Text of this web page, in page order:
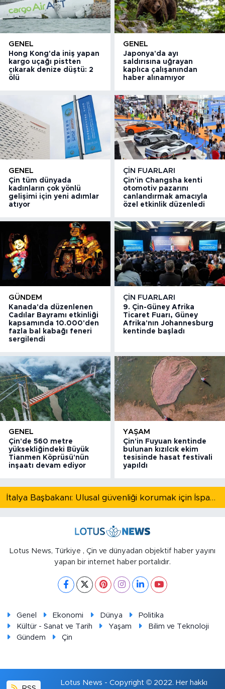
GENEL
Hong Kong'da iniş yapan
kargo uçağı pistten
çıkarak denize düştü: 2
ölü
GENEL
Japonya'da ayı
saldırısına uğrayan
kaplıca çalışanından
haber alınamıyor
GENEL
Çin tüm dünyada
kadınların çok yönlü
gelişimi için yeni adımlar
atıyor
ÇIN FUARLARI
Çin'in Changsha kenti
otomotiv pazarını
canlandırmak amacıyla
özel etkinlik düzenledi
GÜNDEM
Kanada'da düzenlenen
Cadılar Bayramı etkinliği
kapsamında 10.000'den
fazla bal kabağı feneri
sergilendi
ÇIN FUARLARI
9. Çin-Güney Afrika
Ticaret Fuarı, Güney
Afrika'nın Johannesburg
kentinde başladı
GENEL
Çin'de 560 metre
yüksekliğindeki Büyük
Tianmen Köprüsü'nün
inşaatı devam ediyor
YAŞAM
Çin'in Fuyuan kentinde
bulunan kızılcık ekim
tesisinde hasat festivali
yapıldı
İtalya Başbakanı: Ulusal güvenliği korumak için İspanya ile Schengen kapsamındaki serbest dolaşımı askıya alıyoruz
Lotus News, Türkiye , Çin ve dünyadan objektif haber yayını
yapan bir internet haber portalıdır.
Genel Ekonomi Dünya
Politika
Kültür - Sanat ve Tarih
Yaşam
Bilim ve Teknoloji
Gündem
Çin
Lotus News - Copyright © 2022. Her hakkı